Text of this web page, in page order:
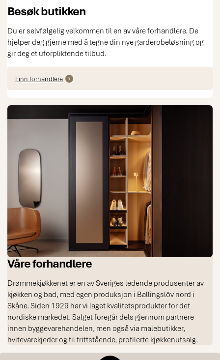
Besøk butikken
Du er selvfølgelig velkommen til en av våre forhandlere. De
hjelper deg gjerne med å tegne din nye garderobeløsning og
gir deg et uforpliktende tilbud.
Finn forhandlere
Våre forhandlere
Drømmekjøkkenet er en av Sveriges ledende produsenter av
kjøkken og bad, med egen produksjon i Ballingslöv nord i
Skåne. Siden 1929 har vi laget kvalitetsprodukter for det
nordiske markedet. Salget foregår dels gjennom partnere
innen byggevarehandelen, men også via malebutikker,
hvitevarekjeder og til frittstående, profilerte kjøkkenutsalg.